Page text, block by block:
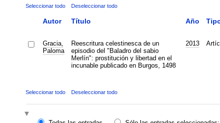
Seleccionar todo Deseleccionar todo
Autor Título Año
Gracia,
Paloma
Reescritura celestinesca de un
episodio del "Baladro del sabio
Merlín": prostitución y libertad en el
incunable publicado en Burgos, 1498
2013
Seleccionar todo Deseleccionar todo